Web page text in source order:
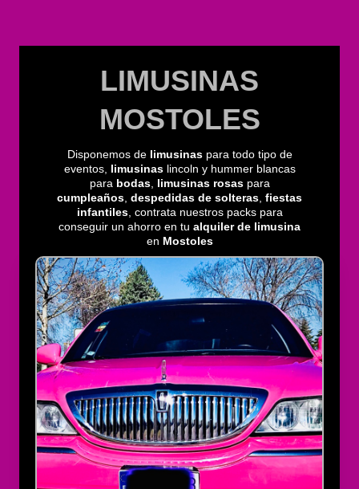
LIMUSINAS
MOSTOLES
Disponemos de limusinaspara todo tipo de
eventos, limusinaslincoln y hummer blancas
para bodas, limusinas rosaspara
cumpleaños despedidas de solteras fiestas
infantiles, contrata nuestros packs para
conseguir un ahorro en tu alquiler de limusina
en Mostoles